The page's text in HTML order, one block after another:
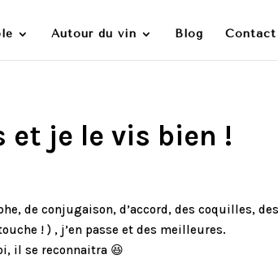
Autour du vin Blog Contact
et je le vis bien !
de conjugaison, d’accord, des coquilles,
! ) , j’en passe et des meilleures.
il se reconnaitra 😆